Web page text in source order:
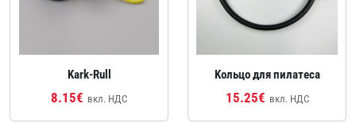
Kark-Rull
8.15€ вкл. НДС
Kольцо для пилатеса
15.25€ вкл. НДС